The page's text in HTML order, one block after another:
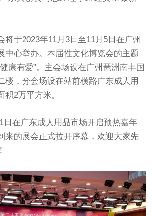
将于2023年11月3日至11月5日在广州
中心举办。本届性文化博览会的主题
康有爱”。主会场设在广州琶洲南丰国
楼，分会场设在站前横路广东成人用
积2万平方米。
日在广东成人用品市场开启预热嘉年
来的展会正式拉开序幕，欢迎大家先